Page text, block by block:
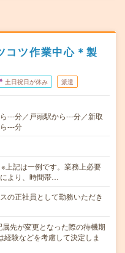
コツ作業中心＊製
土日祝日が休み 派遣
---分／戸頭駅から---分／新取
---分
上記は一例です。業務上必要
より、時間帯…
の正社員として勤務いただき
先が変更となった際の待機期
験などを考慮して決定しま